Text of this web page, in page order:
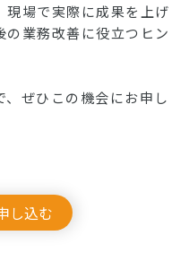
場で実際に成果を上げ
業務改善に役立つヒン
ぜひこの機会にお申し
し込む